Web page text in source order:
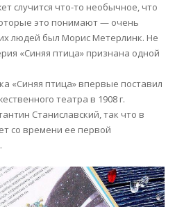
случится что-то необычное, что
это понимают — очень
людей был Морис Метерлинк. Не
«Синяя птица» признана одной
«Синяя птица» впервые поставил
театра в 1908 г.
Станиславский, так что в
со времени ее первой